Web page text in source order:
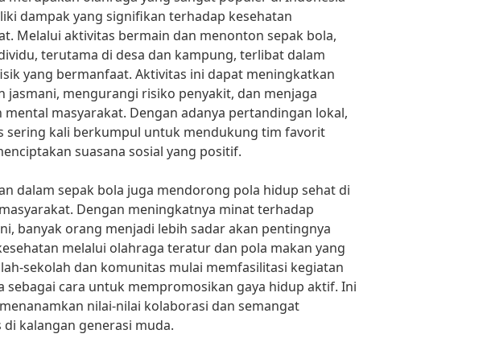
dampak yang signifikan terhadap kesehatan
Melalui aktivitas bermain dan menonton sepak bola,
terutama di desa dan kampung, terlibat dalam
yang bermanfaat. Aktivitas ini dapat meningkatkan
jasmani, mengurangi risiko penyakit, dan menjaga
mental masyarakat. Dengan adanya pertandingan lokal,
sering kali berkumpul untuk mendukung tim favorit
suasana sosial yang positif.
dalam sepak bola juga mendorong pola hidup sehat di
Dengan meningkatnya minat terhadap
banyak orang menjadi lebih sadar akan pentingnya
melalui olahraga teratur dan pola makan yang
sekolah dan komunitas mulai memfasilitasi kegiatan
sebagai cara untuk mempromosikan gaya hidup aktif. Ini
nilai-nilai kolaborasi dan semangat
kalangan generasi muda.